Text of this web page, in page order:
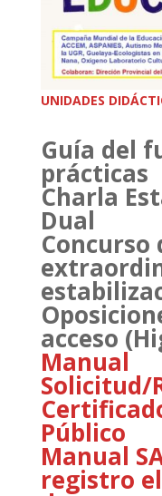
UNIDADES
Guía del
prácticas
Charla
Dual
acceso
Manual
Solicitud/
Público
Manual
registro